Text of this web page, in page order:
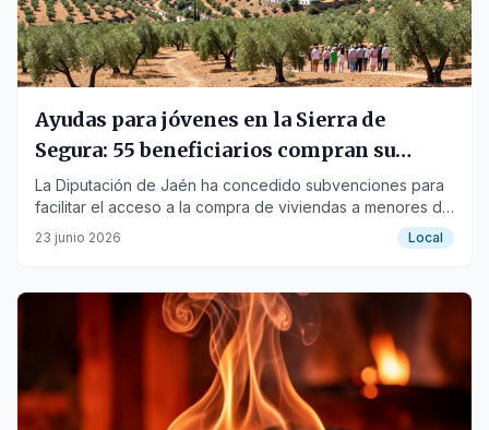
Ayudas para jóvenes en la Sierra de
Segura: 55 beneficiarios compran su
primera vivienda
La Diputación de Jaén ha concedido subvenciones para
facilitar el acceso a la compra de viviendas a menores de
35 años en la comarca.
23 junio 2026 Local